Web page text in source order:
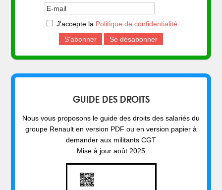
J'accepte la Politique de confidentialité
GUIDE DES DROITS
Nous vous proposons le guide des droits des salariés du
groupe Renault en version PDF ou en version papier à
demander aux militants CGT
Mise à jour août 2025